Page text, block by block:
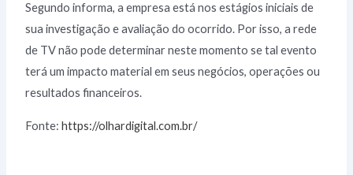
Segundo informa, a empresa está nos estágios iniciais de
sua investigação e avaliação do ocorrido. Por isso, a rede
de TV não pode determinar neste momento se tal evento
terá um impacto material em seus negócios, operações ou
resultados financeiros.
Fonte:https://olhardigital.com.br/